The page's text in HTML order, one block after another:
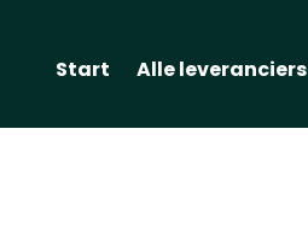
Start Alle leveranciers